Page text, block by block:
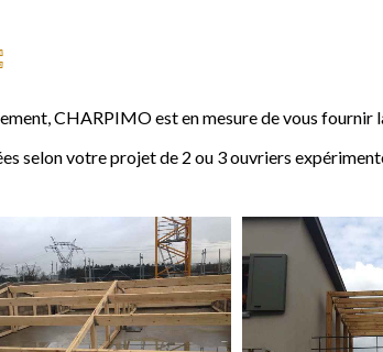
CHARPIMO est en mesure de vous
selon votre projet de 2 ou 3 ouvriers